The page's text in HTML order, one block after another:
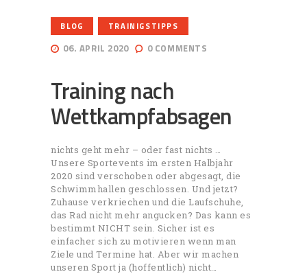
BLOG TRAINIGSTIPPS
06. APRIL 2020 0 COMMENTS
Training nach
Wettkampfabsagen
nichts geht mehr – oder fast nichts …
Unsere Sportevents im ersten Halbjahr
2020 sind verschoben oder abgesagt, die
Schwimmhallen geschlossen. Und jetzt?
Zuhause verkriechen und die Laufschuhe,
das Rad nicht mehr angucken? Das kann es
bestimmt NICHT sein. Sicher ist es
einfacher sich zu motivieren wenn man
Ziele und Termine hat. Aber wir machen
unseren Sport ja (hoffentlich) nicht…